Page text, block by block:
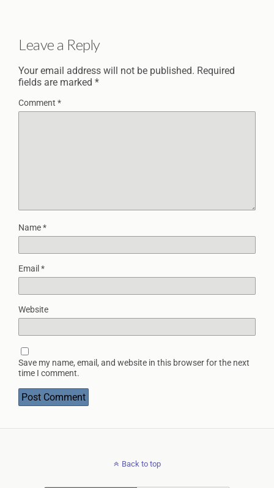
Leave a Reply
Your email address will not be published. Required
fields are marked *
Comment *
Name*
Email*
Website
Save my name, email, and website in this browser for the next
time I comment.
Back to top